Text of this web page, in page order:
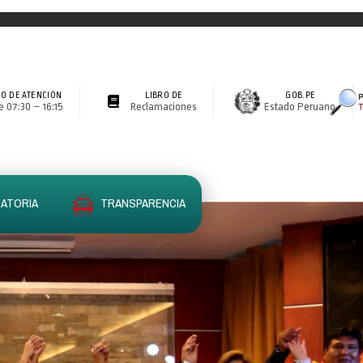
DE ATENCIÓN
07:30 – 16:15
LIBRO DE
Reclamaciones
GOB.PE
Estado Peruano
TRANSPARENCIA